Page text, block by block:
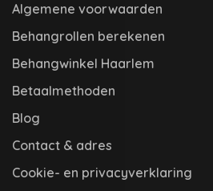
Algemene voorwaarden
Behangrollen berekenen
Behangwinkel Haarlem
Betaalmethoden
Blog
Contact & adres
Cookie- en privacyverklaring